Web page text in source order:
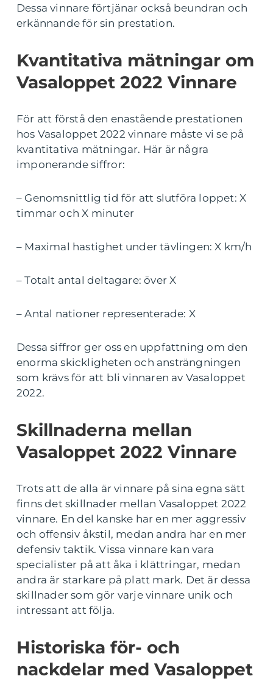
Dessa vinnare förtjänar också beundran och
erkännande för sin prestation.
Kvantitativa mätningar om
Vasaloppet 2022 Vinnare
För att förstå den enastående prestationen
hos Vasaloppet 2022 vinnare måste vi se på
kvantitativa mätningar. Här är några
imponerande siffror:
– Genomsnittlig tid för att slutföra loppet: X
timmar och X minuter
– Maximal hastighet under tävlingen: X km/h
– Totalt antal deltagare: över X
– Antal nationer representerade: X
Dessa siffror ger oss en uppfattning om den
enorma skickligheten och ansträngningen
som krävs för att bli vinnaren av Vasaloppet
2022.
Skillnaderna mellan
Vasaloppet 2022 Vinnare
Trots att de alla är vinnare på sina egna sätt
finns det skillnader mellan Vasaloppet 2022
vinnare. En del kanske har en mer aggressiv
och offensiv åkstil, medan andra har en mer
defensiv taktik. Vissa vinnare kan vara
specialister på att åka i klättringar, medan
andra är starkare på platt mark. Det är dessa
skillnader som gör varje vinnare unik och
intressant att följa.
Historiska för- och
nackdelar med Vasaloppet